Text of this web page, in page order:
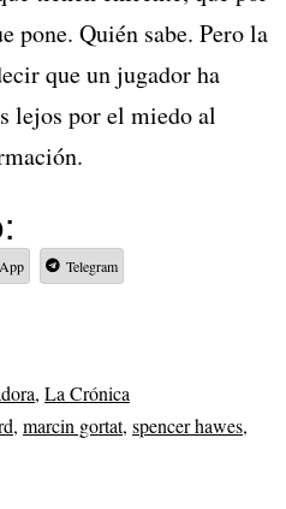
pone. Quién sabe. Pero la
que un jugador ha
lejos por el miedo al
Telegram
, La Crónica
, marcin gortat, spencer hawes,